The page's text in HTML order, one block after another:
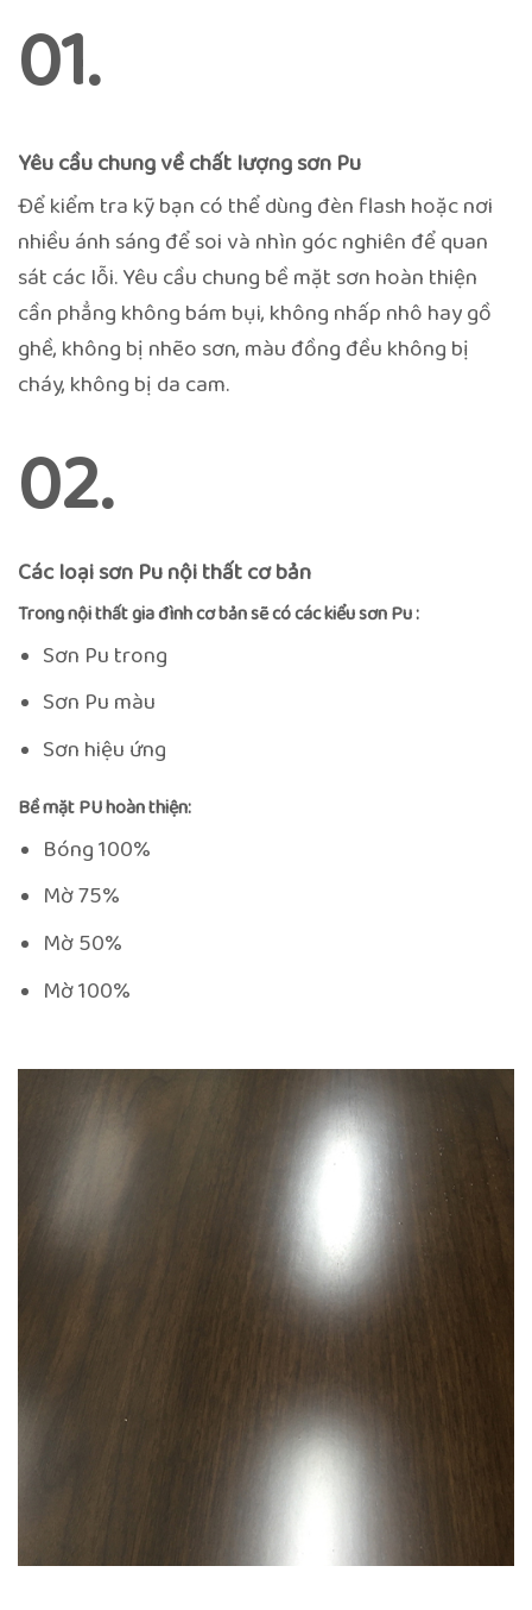
01.
Yêu cầu chung về chất lượng sơn Pu
Để kiểm tra kỹ bạn có thể dùng đèn flash hoặc nơi
nhiều ánh sáng để soi và nhìn góc nghiên để quan
sát các lỗi. Yêu cầu chung bề mặt sơn hoàn thiện
cần phẳng không bám bụi, không nhấp nhô hay gồ
ghề, không bị nhẽo sơn, màu đồng đều không bị
cháy, không bị da cam.
02.
Các loại sơn Pu nội thất cơ bản
Trong nội thất gia đình cơ bản sẽ có các kiểu sơn Pu :
Sơn Pu trong
Sơn Pu màu
Sơn hiệu ứng
Bề mặt PU hoàn thiện:
Bóng 100%
Mờ 75%
Mờ 50%
Mờ 100%